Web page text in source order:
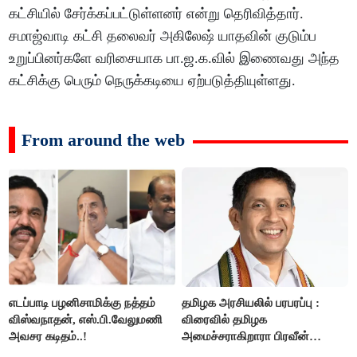
கட்சியில் சேர்க்கப்பட்டுள்ளனர் என்று தெரிவித்தார்.
சமாஜ்வாடி கட்சி தலைவர் அகிலேஷ் யாதவின் குடும்ப
உறுப்பினர்களே வரிசையாக பா.ஜ.க.வில் இணைவது அந்த
கட்சிக்கு பெரும் நெருக்கடியை ஏற்படுத்தியுள்ளது.
From around the web
எடப்பாடி பழனிசாமிக்கு நத்தம்
விஸ்வநாதன், எஸ்.பி.வேலுமணி
அவசர கடிதம்..!
தமிழக அரசியலில் பரபரப்பு :
விரைவில் தமிழக
அமைச்சராகிறாரா பிரவீன்